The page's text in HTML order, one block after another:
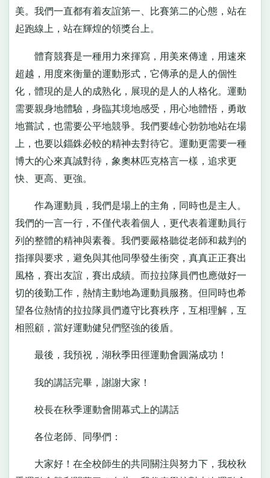
美。我們一直都有着友誼第一、比賽第二的心態，站在
起跑線上，站在輝煌的領獎台上。
體育競賽是一種用力來揮寫，用美來傳達，用速來
超越，用度來衡量的運動形式，它傳承的是人的個性
化，體現的是人的成熟化，展現的是人的人格化。運動
需要親身地體驗，身臨其境地感受，用心地體悟，勇敢
地嘗試，也需要公平地競爭。我們要雄心勃勃地站在場
上，也要以錙銖必較的精神去對待它。運動更需要一種
博大的心來真誠對待，象奧林匹克格言一樣，追求更
快、更高、更強。
作為運動員，我們是場上的主角，同時也是主人。
我們的一言一行，不僅代表着個人，更代表着運動員行
列的整體的精神與素養。我們要嚴格聽從老師和裁判的
指揮與要求，避免與其他同學發生衝突，真真正正賽出
風格，賽出友誼，賽出成績。而拉拉隊員們也應做好一
切的後勤工作，熱情主動地為運動員服務。但同時也希
望各位熱情的拉拉隊員們遵守比賽秩序，互相理解，互
相照顧，當好運動健兒們堅強的後盾。
最後，我預祝，湖秋季田徑運動會圓滿成功！
我的講話完畢，謝謝大家！
校長在秋季運動會開幕式上的講話
各位老師、同學們：
大家好！在全校師生的共同關注與努力下，我校秋